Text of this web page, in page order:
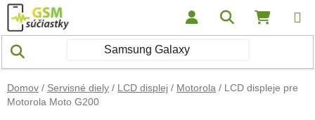
Prejsť na obsah Hľadať
Domov / Servisné diely / LCD displej / Motorola / LCD displeje pre
Motorola Moto G200